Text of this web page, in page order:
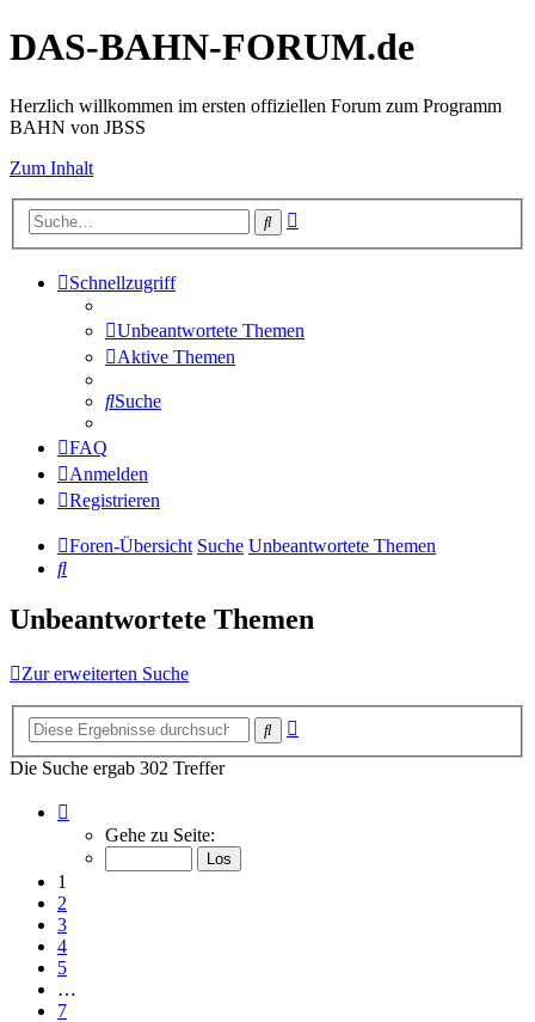
DAS-BAHN-FORUM.de
Herzlich willkommen im ersten offiziellen Forum zum Programm
BAHN von JBSS
Zum Inhalt
Suche
Schnellzugriff
Unbeantwortete Themen
Aktive Themen
Suche
FAQ
Anmelden
Registrieren
Foren-Übersicht Suche Unbeantwortete Themen
Suche
Unbeantwortete Themen
Zur erweiterten Suche
Suche
Die Suche ergab 302 Treffer
von
Gehe zu Seite:
1
2
3
4
5
…
7